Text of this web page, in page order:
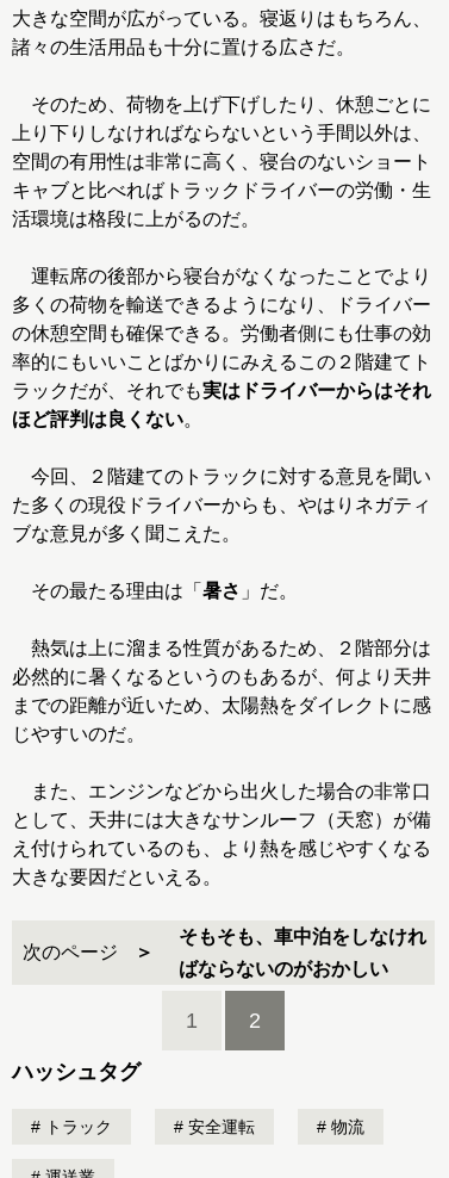
大きな空間が広がっている。寝返りはもちろん、
諸々の生活用品も十分に置ける広さだ。
そのため、荷物を上げ下げしたり、休憩ごとに
上り下りしなければならないという手間以外は、
空間の有用性は非常に高く、寝台のないショート
キャブと比べればトラックドライバーの労働・生
活環境は格段に上がるのだ。
運転席の後部から寝台がなくなったことでより
多くの荷物を輸送できるようになり、ドライバー
の休憩空間も確保できる。労働者側にも仕事の効
率的にもいいことばかりにみえるこの２階建てト
ラックだが、それでも実はドライバーからはそれ
ほど評判は良くない。
今回、２階建てのトラックに対する意見を聞い
た多くの現役ドライバーからも、やはりネガティ
ブな意見が多く聞こえた。
その最たる理由は「 暑さ 」だ。
熱気は上に溜まる性質があるため、２階部分は
必然的に暑くなるというのもあるが、何より天井
までの距離が近いため、太陽熱をダイレクトに感
じやすいのだ。
また、エンジンなどから出火した場合の非常口
として、天井には大きなサンルーフ（天窓）が備
え付けられているのも、より熱を感じやすくなる
大きな要因だといえる。
次のページ
そもそも、車中泊をしなけれ
ばならないのがおかしい
1 2
ハッシュタグ
トラック 安全運転 物流